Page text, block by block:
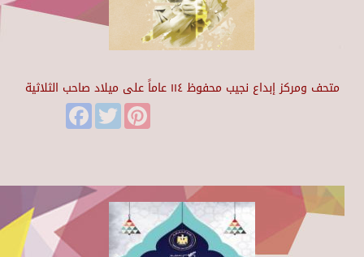
متحف ومركز إبداع نجيب محفوظ ١١٤ عاماً على ميلاد صاحب الثلاثية
FacebookTwitter